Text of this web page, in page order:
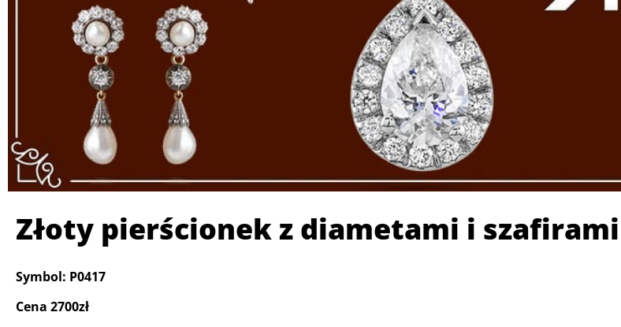
Złoty pierścionek z diametami i szafirami
Symbol: P0417
Cena 2700zł